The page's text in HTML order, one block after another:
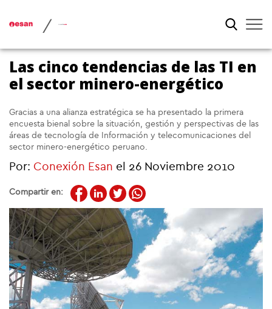
/
Las cinco tendencias de las TI en
el sector minero-energético
Gracias a una alianza estratégica se ha presentado la primera
encuesta bienal sobre la situación, gestión y perspectivas de las
áreas de tecnología de Información y telecomunicaciones del
sector minero-energético peruano.
Por: Conexión Esan el 26 Noviembre 2010
Compartir en: